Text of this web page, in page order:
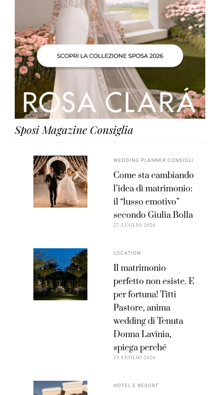
Sposi Magazine Consiglia
WEDDING PLANNER CONSIGLI
Come sta cambiando
l’idea di matrimonio:
il “lusso emotivo”
secondo Giulia Bolla
27 LUGLIO 2026
LOCATION
Il matrimonio
perfetto non esiste. E
per fortuna! Titti
Pastore, anima
wedding di Tenuta
Donna Lavinia,
spiega perché
23 LUGLIO 2026
HOTEL E RESORT